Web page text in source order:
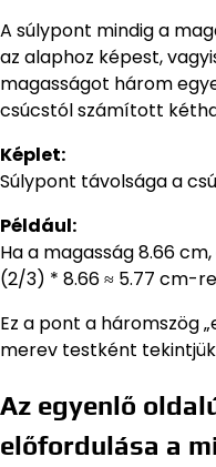
A súlypont mindig a
az alaphoz képest,
magasságot három
csúcstól számított
Képlet:
Súlypont távolsága a
Például:
Ha a magasság 8.66
(2/3) * 8.66 ≈ 5.77 cm-
Ez a pont a háromszög
merev testként
Az egyenlő
előfordulása a